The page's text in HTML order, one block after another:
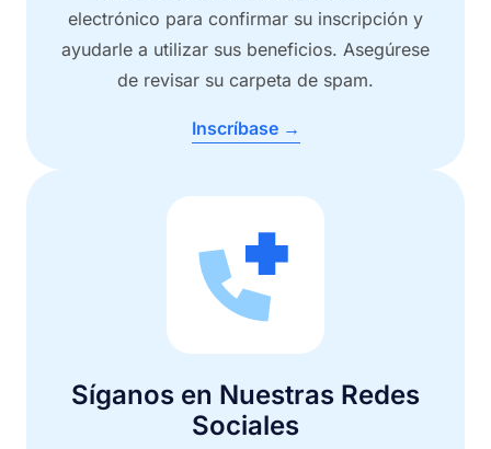
electrónico para confirmar su inscripción y
ayudarle a utilizar sus beneficios. Asegúrese
de revisar su carpeta de spam.
Inscríbase →
Síganos en Nuestras Redes
Sociales